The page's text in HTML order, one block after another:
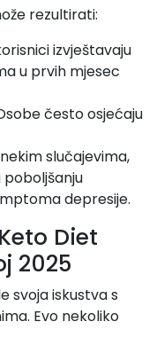
rezultirati:
izvještavaju
u prvih mjesec
često osjećaju
nekim slučajevima,
depresije.
Diet
2025
svoja iskustva s
Evo nekoliko